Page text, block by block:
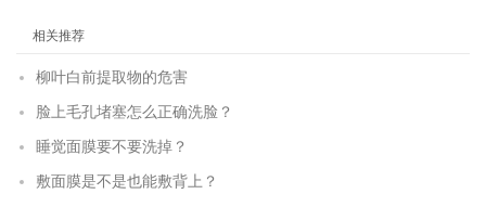
相关推荐
柳叶白前提取物的危害
脸上毛孔堵塞怎么正确洗脸？
睡觉面膜要不要洗掉？
敷面膜是不是也能敷背上？